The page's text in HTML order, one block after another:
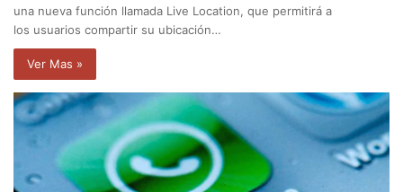
una nueva función llamada Live Location, que permitirá a
los usuarios compartir su ubicación…
Ver Mas »